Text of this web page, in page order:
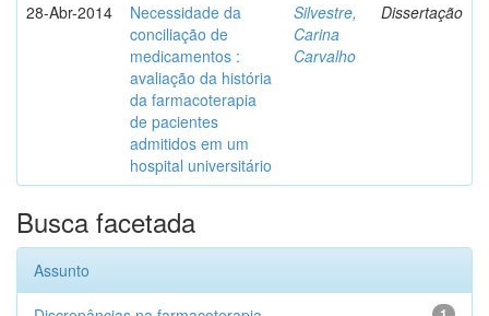
28-Abr-2014
Necessidade da
conciliação de
medicamentos :
avaliação da história
da farmacoterapia
de pacientes
admitidos em um
hospital universitário
Silvestre,
Carina
Carvalho
Dissertação
Busca facetada
Assunto